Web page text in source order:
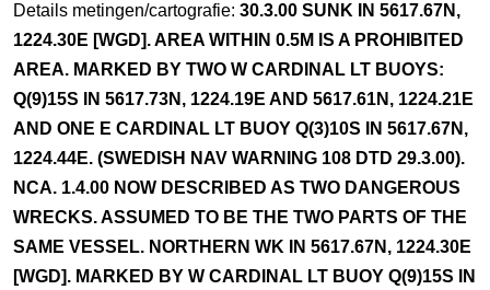
Details metingen/cartografie: 30.3.00 SUNK IN 5617.67N,
1224.30E [WGD]. AREA WITHIN 0.5M IS A PROHIBITED
AREA. MARKED BY TWO W CARDINAL LT BUOYS:
Q(9)15S IN 5617.73N, 1224.19E AND 5617.61N, 1224.21E
AND ONE E CARDINAL LT BUOY Q(3)10S IN 5617.67N,
1224.44E. (SWEDISH NAV WARNING 108 DTD 29.3.00).
NCA. 1.4.00 NOW DESCRIBED AS TWO DANGEROUS
WRECKS. ASSUMED TO BE THE TWO PARTS OF THE
SAME VESSEL. NORTHERN WK IN 5617.67N, 1224.30E
[WGD]. MARKED BY W CARDINAL LT BUOY Q(9)15S IN